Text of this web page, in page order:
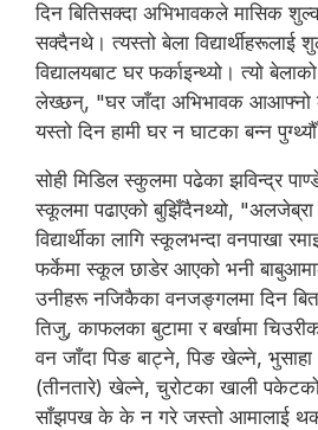
दिन बितिसक्दा अभिभावकले मासिक
सक्दैनथे। त्यस्तो बेला विद्यार्थीहरूलाई
विद्यालयबाट घर फर्काइन्थ्यो। त्यो
लेख्छन्, "घर जाँदा अभिभावक आआफ्नो
यस्तो दिन हामी घर न घाटका बन्न
सोही मिडिल स्कुलमा पढेका झविन्द्र
स्कूलमा पढाएको बुझिँदैनथ्यो,
विद्यार्थीका लागि स्कूलभन्दा वनपाखा
फर्केमा स्कूल छाडेर आएको भनी
उनीहरू नजिकैका वनजङ्गलमा दिन
तिजु, काफलका बुटामा र बर्खामा
वन जाँदा पिङ बाट्ने, पिङ खेल्ने, भुसाहा
(तीनतारे) खेल्ने, चुरोटका खाली
साँझपख के के न गरे जस्तो आमालाई